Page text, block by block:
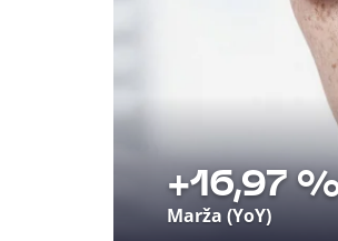
Marža (YoY)
+16,97